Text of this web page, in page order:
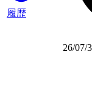
履歴
26/07/